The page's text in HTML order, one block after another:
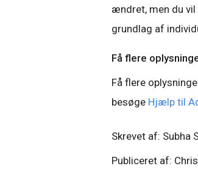
ændret, men du
grundlag af
Få flere
Få flere
besøge Hjælp til
Skrevet af: Subha
Publiceret af: